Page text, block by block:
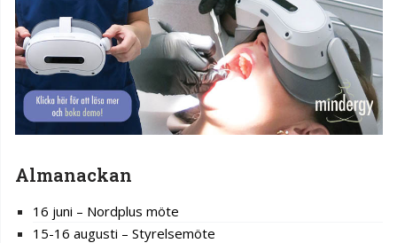
Almanackan
16 juni – Nordplus möte
15-16 augusti – Styrelsemöte